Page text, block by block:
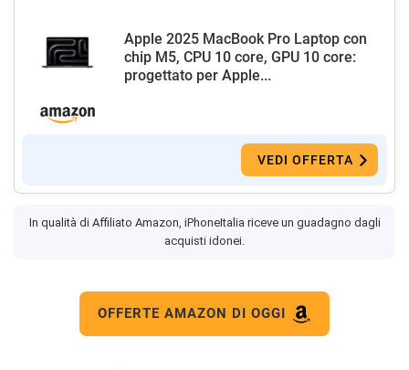
Apple 2025 MacBook Pro Laptop con
chip M5, CPU 10 core, GPU 10 core:
progettato per Apple...
VEDI OFFERTA
In qualità di Affiliato Amazon, iPhoneItalia riceve un guadagno dagli
acquisti idonei.
OFFERTE AMAZON DI OGGI